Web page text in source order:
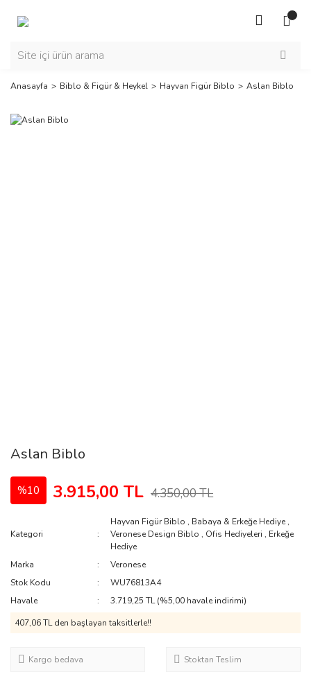
Anasayfa Biblo & Figür & Heykel Hayvan Figür Biblo Aslan Biblo
Aslan Biblo
%10 3.915,00 TL 4.350,00 TL
Kategori
Hayvan Figür Biblo , Babaya & Erkeğe Hediye ,
Veronese Design Biblo , Ofis Hediyeleri , Erkeğe
Hediye
Marka
Veronese
Stok Kodu
WU76813A4
Havale
3.719,25 TL (%5,00 havale indirimi)
407,06 TL den başlayan taksitlerle!!
Kargo bedava Stoktan Teslim